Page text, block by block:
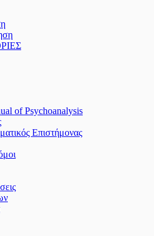
of Psychoanalysis
Επιστήμονας